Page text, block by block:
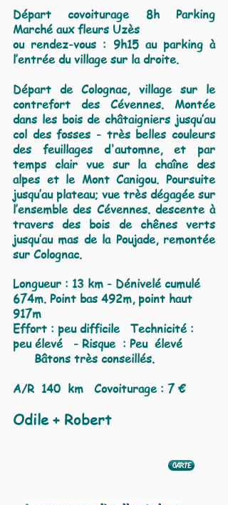
Départ covoiturage 8h Parking
Marché aux fleurs Uzès
ou rendez-vous : 9h15 au parking à
l’entrée du village sur la droite.
Départ de Colognac, village sur le
contrefort des Cévennes. Montée
dans les bois de châtaigniers jusqu’au
col des fosses - très belles couleurs
des feuillages d'automne, et par
temps clair vue sur la chaîne des
alpes et le Mont Canigou. Poursuite
jusqu’au plateau; vue très dégagée sur
l’ensemble des Cévennes. descente à
travers des bois de chênes verts
jusqu’au mas de la Poujade, remontée
sur Colognac.
Longueur : 13 km - Dénivelé cumulé
674m. Point bas 492m, point haut
917m
Effort : peu difficile Technicité :
peu élevé - Risque : Peu élevé
Bâtons très conseillés.
A/R 140 km Covoiturage : 7 €
Odile + Robert
CARTE